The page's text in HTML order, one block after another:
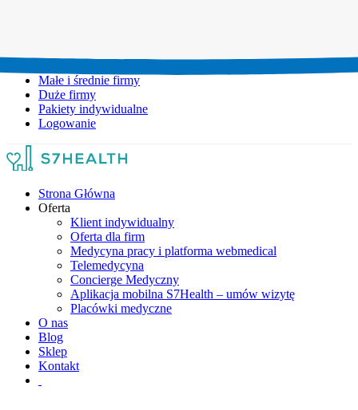
Małe i średnie firmy
Duże firmy
Pakiety indywidualne
Logowanie
Strona Główna
Oferta
Klient indywidualny
Oferta dla firm
Medycyna pracy i platforma webmedical
Telemedycyna
Concierge Medyczny
Aplikacja mobilna S7Health – umów wizytę
Placówki medyczne
O nas
Blog
Sklep
Kontakt